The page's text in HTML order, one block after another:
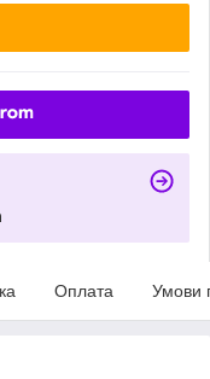
Оплата Умови